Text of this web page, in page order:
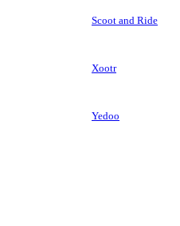
Scoot and Ride
Xootr
Yedoo